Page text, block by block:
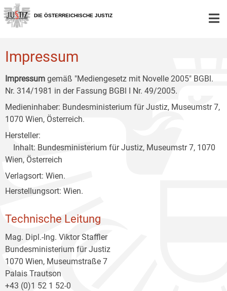
Zur
Hauptnavigation
[1]
Zum
Inhalt
[2]
Zum
Untermenü
[3]
DIE ÖSTERREICHISCHE JUSTIZ
Impressum
Impressum gemäß "Mediengesetz mit Novelle 2005" BGBl.
Nr. 314/1981 in der Fassung BGBl I Nr. 49/2005.
Medieninhaber: Bundesministerium für Justiz, Museumstr 7,
1070 Wien, Österreich.
Hersteller:
Inhalt: Bundesministerium für Justiz, Museumstr 7, 1070
Wien, Österreich
Verlagsort: Wien.
Herstellungsort: Wien.
Technische Leitung
Mag. Dipl.-Ing. Viktor Staffler
Bundesministerium für Justiz
1070 Wien, Museumstraße 7
Palais Trautson
+43 (0)1 52 1 52-0